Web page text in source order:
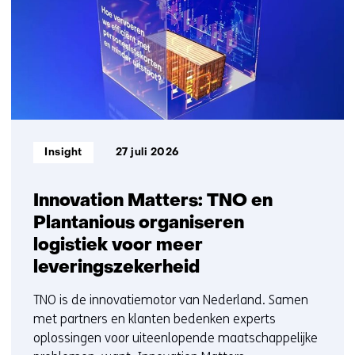
t/m
10
Innovation Matters: TNO en
Plantanious organiseren
logistiek voor meer
leveringszekerheid
Informatietype:
Insight 27 juli 2026
TNO is de innovatiemotor van Nederland. Samen
met partners en klanten bedenken experts
oplossingen voor uiteenlopende maatschappelijke